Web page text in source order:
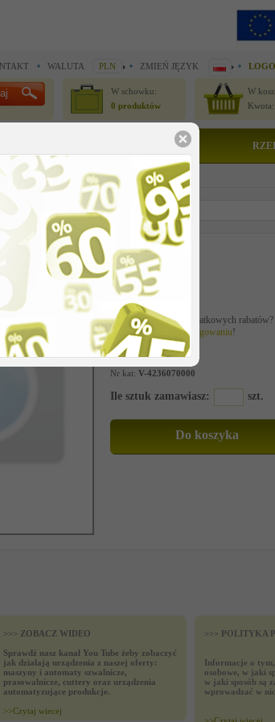
WALUTA PLN ZMIEŃ JĘZYK
W schowku:
0 produktów
W
Kwota:
Cena netto
202,61 zł
Chcesz korzystać z dodatkowych rabatów?
Najlepszeceny pozalogowaniu!
Nr kat: V-4236070000
Ile sztuk zamawiasz: szt.
>>> ZOBACZ WIDEO
Sprawdź nasz kanał You Tube żeby zobaczyć
jak działają urządzenia z naszej oferty:
maszyny i automaty szwalnicze,
prasowalnicze, cuttery oraz urządzenia
automatyzujące produkcje.
>>Czytaj wiecej
>>> POLITYKA
Informacje o
osobowe, w jaki
w jaki sposób są
wprowadzać w